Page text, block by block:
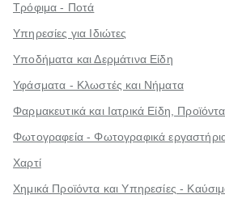
Τρόφιμα - Ποτά
Υπηρεσίες για Ιδιώτες
Υποδήματα και Δερμάτινα Είδη
Υφάσματα - Κλωστές και Νήματα
Φαρμακευτικά και Ιατρικά Είδη,
Φωτογραφεία - Φωτογραφικά
Χαρτί
Χημικά Προϊόντα και Υπηρεσίες -